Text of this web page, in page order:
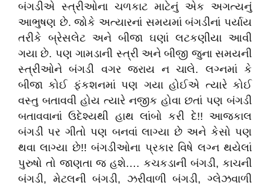
બંગડીએ સ્ત્રીઓના ચળકાટ માટેનું એક અગત્યનું
આભુષણ છે. જોકે અત્યારનાં સમયમાં બંગડીનાં પર્યાય
તરીકે બ્રેસલેટ અને બીજા ઘણાં લટકણીયા આવી
ગયા છે. પણ ગામડાની સ્ત્રી અને બીજી જુના સમયની
સ્ત્રીઓને બંગડી વગર જરાય ન ચાલે. લગ્નમાં કે
બીજા કોઈ ફંકશનમાં પણ ગયા હોઈએ ત્યારે કોઈ
વસ્તુ બતાવવી હોય ત્યારે નજીક હોવા છતાં પણ બંગડી
બતાવવાનાં ઉદેશ્યથી હાથ લાંબો કરી દે!! આજકાલ
બંગડી પર ગીતો પણ બનવાં લાગ્યા છે અને કેસો પણ
થવા લાગ્યા છે!! બંગડીઓના પ્રકાર વિષે લગ્ન થયેલાં
પુરુષો તો જાણતા જ હશે.… કચકડાની બંગડી, કાચની
બંગડી, મેટલની બંગડી, ઝરીવાળી બંગડી, ગ્લેઝવાળી